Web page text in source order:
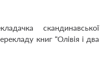
скандинавської
книг “Олівія і два